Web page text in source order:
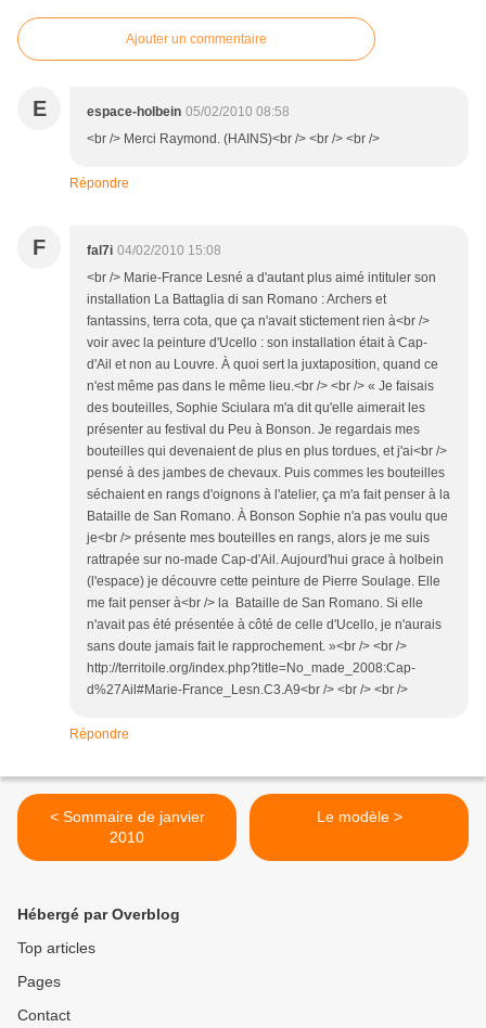
Ajouter un commentaire
E espace-holbein 05/02/2010 08:58
<br /> Merci Raymond. (HAINS)<br /> <br /> <br />
Répondre
F fal7i 04/02/2010 15:08
<br /> Marie-France Lesné a d'autant plus aimé intituler son
installation La Battaglia di san Romano : Archers et
fantassins, terra cota, que ça n'avait stictement rien à<br />
voir avec la peinture d'Ucello : son installation était à Cap-
d'Ail et non au Louvre. À quoi sert la juxtaposition, quand ce
n'est même pas dans le même lieu.<br /> <br /> « Je faisais
des bouteilles, Sophie Sciulara m'a dit qu'elle aimerait les
présenter au festival du Peu à Bonson. Je regardais mes
bouteilles qui devenaient de plus en plus tordues, et j'ai<br />
pensé à des jambes de chevaux. Puis commes les bouteilles
séchaient en rangs d'oignons à l'atelier, ça m'a fait penser à la
Bataille de San Romano. À Bonson Sophie n'a pas voulu que
je<br /> présente mes bouteilles en rangs, alors je me suis
rattrapée sur no-made Cap-d'Ail. Aujourd'hui grace à holbein
(l'espace) je découvre cette peinture de Pierre Soulage. Elle
me fait penser à<br /> la Bataille de San Romano. Si elle
n'avait pas été présentée à côté de celle d'Ucello, je n'aurais
sans doute jamais fait le rapprochement. »<br /> <br />
http://territoile.org/index.php?title=No_made_2008:Cap-
d%27Ail#Marie-France_Lesn.C3.A9<br /> <br /> <br />
Répondre
< Sommaire de janvier
2010
Le modèle >
Hébergé par Overblog
Top articles
Pages
Contact